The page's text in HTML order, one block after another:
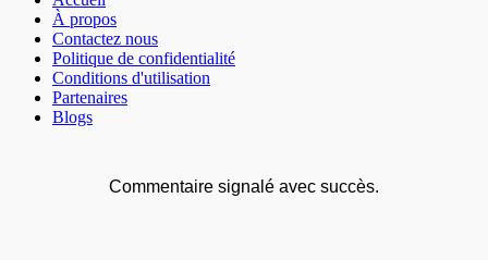
À propos
Contactez nous
Politique de confidentialité
Conditions d'utilisation
Partenaires
Blogs
Commentaire signalé avec succès.